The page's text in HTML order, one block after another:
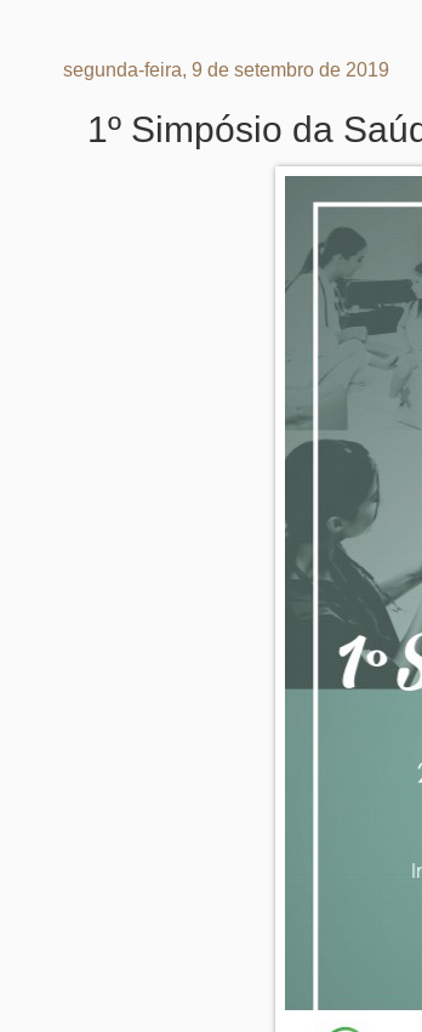
segunda-feira, 9 de setembro de 2019
1º Simpósio da